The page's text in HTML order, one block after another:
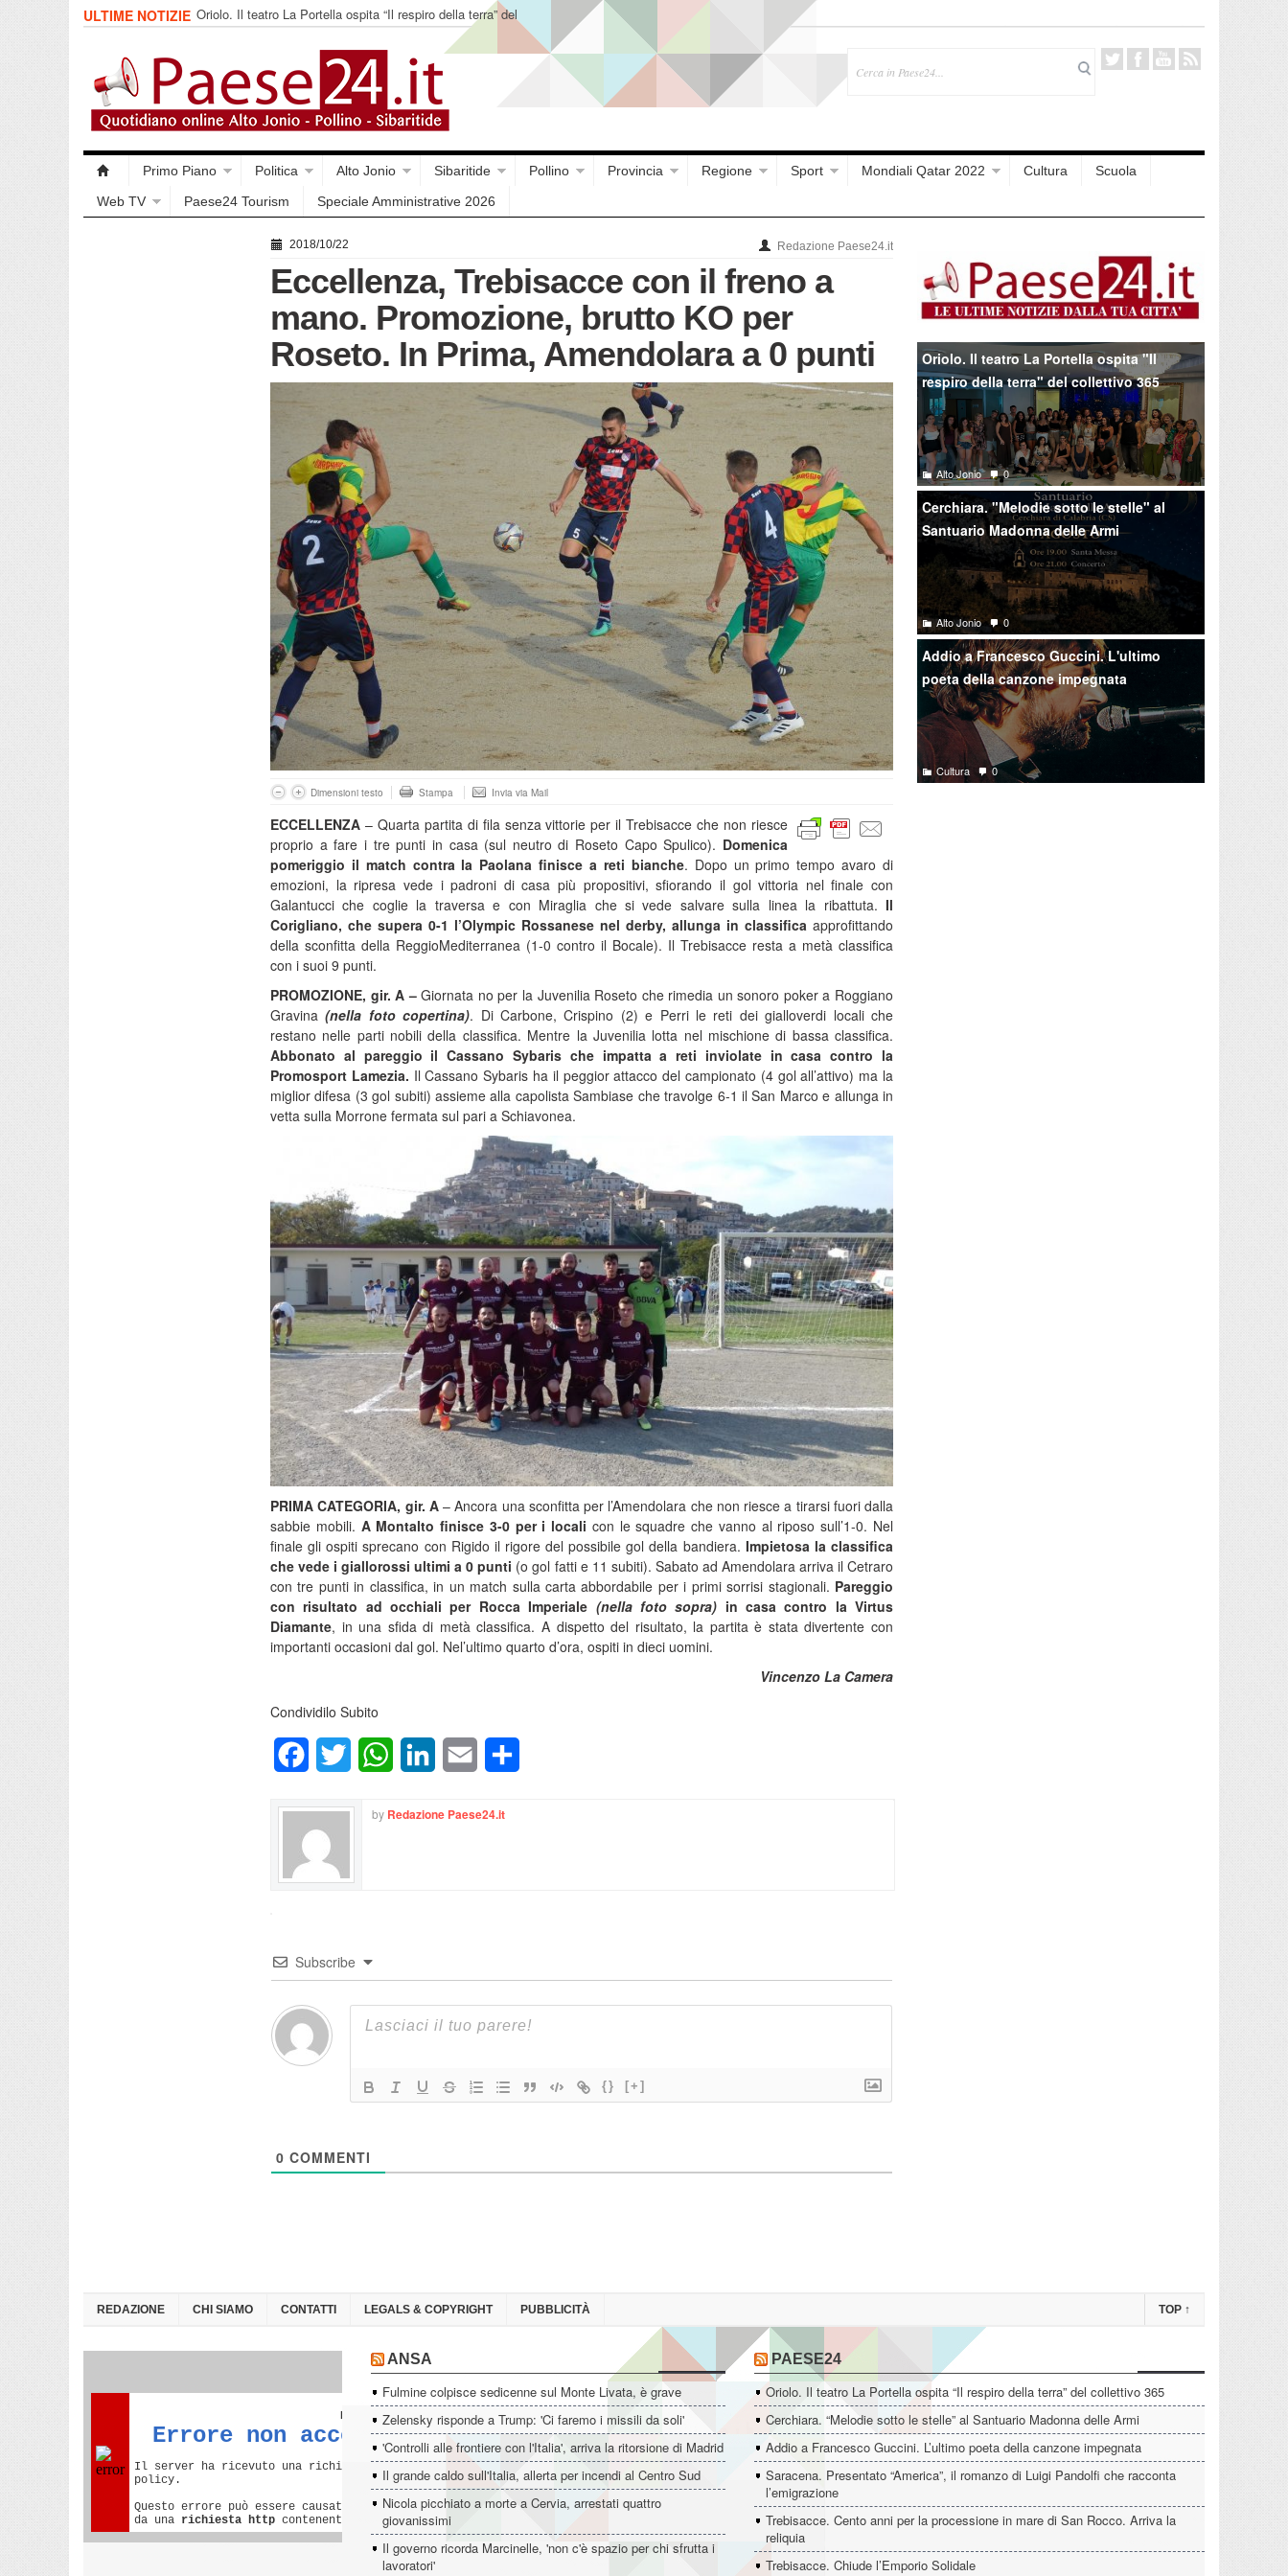
ULTIME NOTIZIE Oriolo. Il teatro La Portella ospita “Il respiro della terra” del
collettivo 365
Primo Piano Politica Alto Jonio Sibaritide Pollino Provincia Regione Sport Mondiali Qatar 2022 Cultura
Scuola
Web TV
Paese24 Tourism Speciale Amministrative 2026
2018/10/22 Redazione Paese24.it
Eccellenza, Trebisacce con il freno a
mano. Promozione, brutto KO per
Roseto. In Prima, Amendolara a 0 punti
Dimensioni testo Stampa Invia via Mail
ECCELLENZA – Quarta partita di fila senza vittorie per il Trebisacce che non riesce
proprio a fare i tre punti in casa (sul neutro di Roseto Capo Spulico). Domenica
pomeriggio il match contra la Paolana finisce a reti bianche. Dopo un primo tempo avaro di
emozioni, la ripresa vede i padroni di casa più propositivi, sfiorando il gol vittoria nel finale con
Galantucci che coglie la traversa e con Miraglia che si vede salvare sulla linea la ribattuta. Il
Corigliano, che supera 0-1 l’Olympic Rossanese nel derby, allunga in classifica approfittando
della sconfitta della ReggioMediterranea (1-0 contro il Bocale). Il Trebisacce resta a metà classifica
con i suoi 9 punti.
PROMOZIONE, gir. A –Giornata no per la Juvenilia Roseto che rimedia un sonoro poker a Roggiano
Gravina(nella foto copertina). Di Carbone, Crispino (2) e Perri le reti dei gialloverdi locali che
restano nelle parti nobili della classifica. Mentre la Juvenilia lotta nel mischione di bassa classifica.
Abbonato al pareggio il Cassano Sybaris che impatta a reti inviolate in casa contro la
Promosport Lamezia. Il Cassano Sybaris ha il peggior attacco del campionato (4 gol all’attivo) ma la
miglior difesa (3 gol subiti) assieme alla capolista Sambiase che travolge 6-1 il San Marco e allunga in
vetta sulla Morrone fermata sul pari a Schiavonea.
PRIMA CATEGORIA, gir. A– Ancora una sconfitta per l’Amendolara che non riesce a tirarsi fuori dalla
sabbie mobili. A Montalto finisce 3-0 per i locali con le squadre che vanno al riposo sull’1-0. Nel
finale gli ospiti sprecano con Rigido il rigore del possibile gol della bandiera. Impietosa la classifica
che vede i giallorossi ultimi a 0 punti (o gol fatti e 11 subiti). Sabato ad Amendolara arriva il Cetraro
con tre punti in classifica, in un match sulla carta abbordabile per i primi sorrisi stagionali. Pareggio
con risultato ad occhiali per Rocca Imperiale (nella foto sopra) in casa contro la Virtus
Diamante, in una sfida di metà classifica. A dispetto del risultato, la partita è stata divertente con
importanti occasioni dal gol. Nel’ultimo quarto d’ora, ospiti in dieci uomini.
Vincenzo La Camera
Condividilo Subito
FacebookTwitter WhatsAppLinkedInEmail
by Redazione Paese24.it
Subscribe
{} [+]
0 COMMENTI
Oriolo. Il teatro La Portella ospita "Il
respiro della terra" del collettivo 365
Alto Jonio 0
Cerchiara. "Melodie sotto le stelle" al
Santuario Madonna delle Armi
Alto Jonio 0
Addio a Francesco Guccini. L'ultimo
poeta della canzone impegnata
Cultura 0
REDAZIONE CHI SIAMO CONTATTI LEGALS & COPYRIGHT PUBBLICITÀ TOP ↑
ANSA
Fulmine colpisce sedicenne sul Monte Livata, è grave
Zelensky risponde a Trump: 'Ci faremo i missili da soli'
'Controlli alle frontiere con l'Italia', arriva la ritorsione di Madrid
Il grande caldo sull'Italia, allerta per incendi al Centro Sud
Nicola picchiato a morte a Cervia, arrestati quattro
giovanissimi
Il governo ricorda Marcinelle, 'non c'è spazio per chi sfrutta i
lavoratori'
PAESE24
Oriolo. Il teatro La Portella ospita “Il respiro della terra” del collettivo 365
Cerchiara. “Melodie sotto le stelle” al Santuario Madonna delle Armi
Addio a Francesco Guccini. L’ultimo poeta della canzone impegnata
Saracena. Presentato “America”, il romanzo di Luigi Pandolfi che racconta
l’emigrazione
Trebisacce. Cento anni per la processione in mare di San Rocco. Arriva la
reliquia
Trebisacce. Chiude l’Emporio Solidale